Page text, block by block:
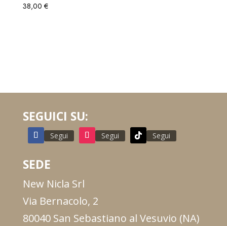
38,00 €
SEGUICI SU:
Segui Segui Segui
SEDE
New Nicla Srl
Via Bernacolo, 2
80040 San Sebastiano al Vesuvio (NA)